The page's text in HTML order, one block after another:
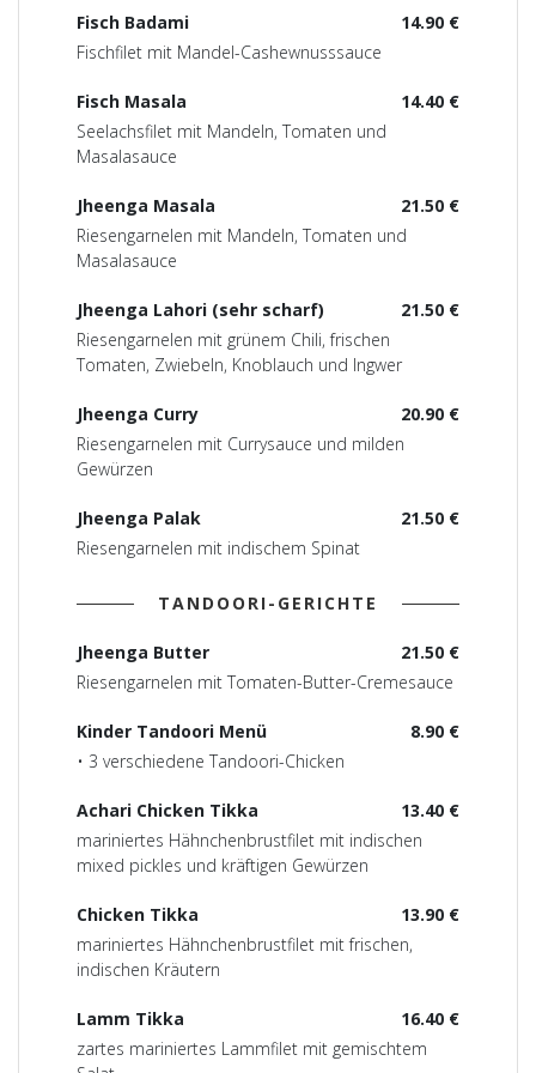
14.90 €
Fisch Badami
Fischfilet mit Mandel-Cashewnusssauce
14.40 €
Fisch Masala
Seelachsfilet mit Mandeln, Tomaten und
Masalasauce
21.50 €
Jheenga Masala
Riesengarnelen mit Mandeln, Tomaten und
Masalasauce
21.50 €
Jheenga Lahori (sehr scharf)
Riesengarnelen mit grünem Chili, frischen
Tomaten, Zwiebeln, Knoblauch und Ingwer
20.90 €
Jheenga Curry
Riesengarnelen mit Currysauce und milden
Gewürzen
21.50 €
Jheenga Palak
Riesengarnelen mit indischem Spinat
TANDOORI-GERICHTE
21.50 €
Jheenga Butter
Riesengarnelen mit Tomaten-Butter-Cremesauce
8.90 €
Kinder Tandoori Menü
• 3 verschiedene Tandoori-Chicken
13.40 €
Achari Chicken Tikka
mariniertes Hähnchenbrustfilet mit indischen
mixed pickles und kräftigen Gewürzen
13.90 €
Chicken Tikka
mariniertes Hähnchenbrustfilet mit frischen,
indischen Kräutern
16.40 €
Lamm Tikka
zartes mariniertes Lammfilet mit gemischtem